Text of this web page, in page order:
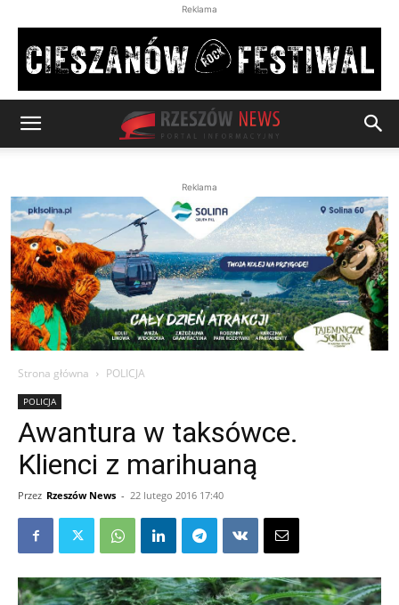
Reklama
Reklama
Strona główna POLICJA
POLICJA
Awantura w taksówce.
Klienci z marihuaną
Przez Rzeszów News - 22 lutego 2016 17:40